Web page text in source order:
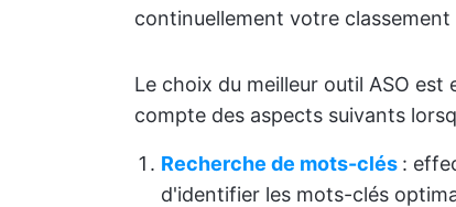
continuellement votre
Le choix du meilleur outil ASO
compte des aspects suivants
Recherche de mots-clés :
d'identifier les mots-clés